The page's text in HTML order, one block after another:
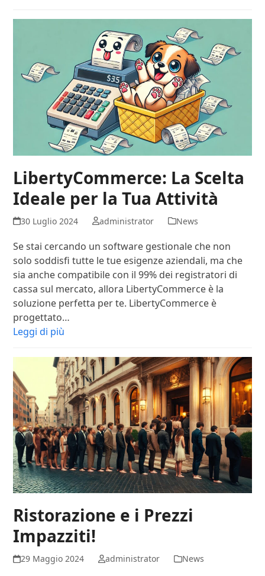
LibertyCommerce: La Scelta
Ideale per la Tua Attività
30 Luglio 2024 administrator News
Se stai cercando un software gestionale che non
solo soddisfi tutte le tue esigenze aziendali, ma che
sia anche compatibile con il 99% dei registratori di
cassa sul mercato, allora LibertyCommerce è la
soluzione perfetta per te. LibertyCommerce è
progettato…
Leggi di più
Ristorazione e i Prezzi
Impazziti!
29 Maggio 2024 administrator News